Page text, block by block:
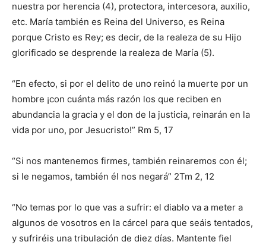
nuestra por herencia (4), protectora, intercesora, auxilio,
etc. María también es Reina del Universo, es Reina
porque Cristo es Rey; es decir, de la realeza de su Hijo
glorificado se desprende la realeza de María (5).
“En efecto, si por el delito de uno reinó la muerte por un
hombre ¡con cuánta más razón los que reciben en
abundancia la gracia y el don de la justicia, reinarán en la
vida por uno, por Jesucristo!” Rm 5, 17
“Si nos mantenemos firmes, también reinaremos con él;
si le negamos, también él nos negará” 2Tm 2, 12
“No temas por lo que vas a sufrir: el diablo va a meter a
algunos de vosotros en la cárcel para que seáis tentados,
y sufriréis una tribulación de diez días. Mantente fiel